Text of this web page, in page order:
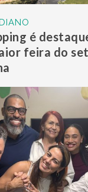
é
feira do